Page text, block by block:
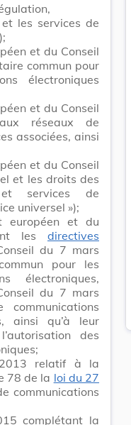
les services de
et du Conseil
commun pour
électroniques
et du Conseil
réseaux de
associées, ainsi
et du Conseil
et les droits des
services de
universel »);
européen et du
les directives
du 7 mars
pour les
électroniques,
du 7 mars
ainsi qu’à leur
des
relatif à la
78 de la loi du 27
communications
complétant la